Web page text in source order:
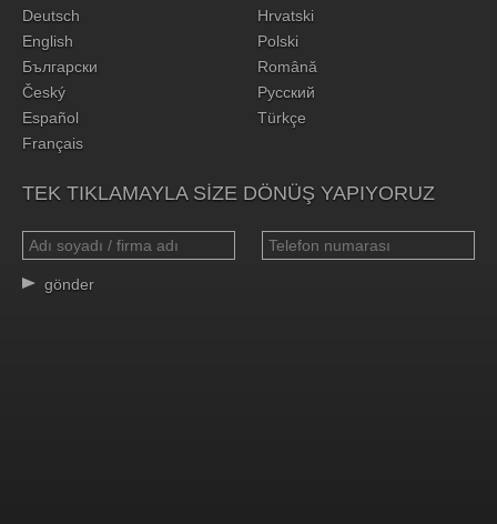
Deutsch
English
Български
Český
Español
Français
Hrvatski
Polski
Română
Русский
Türkçe
TEK TIKLAMAYLA SIZE DÖNÜŞ YAPIYORUZ
gönder